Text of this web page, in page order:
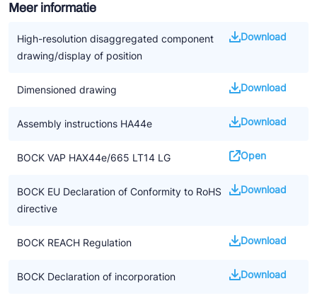
Meer informatie
High-resolution disaggregated component
drawing/display of position
Download
Dimensioned drawing Download
Assembly instructions HA44e Download
BOCK VAP HAX44e/665 LT14 LG Open
BOCK EU Declaration of Conformity to RoHS
directive
Download
BOCK REACH Regulation Download
BOCK Declaration of incorporation Download